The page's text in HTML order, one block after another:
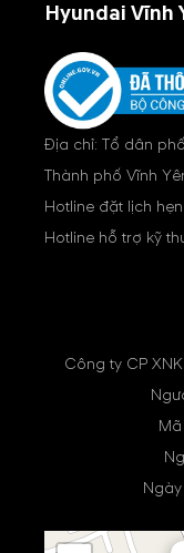
Hyundai Vĩnh
Địa chỉ: Tổ dân
Thành phố Vĩnh
Hotline đặt lịch
Hotline hỗ trợ kỹ
Công ty CP